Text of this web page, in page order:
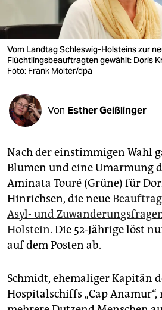
verlag
verlag
shop
fragen & hilfe
unterstützen
abo
genossenschaft
epaper login
Vom Landtag Schleswig-Holsteins zur
Flüchtlingsbeauftragten gewählt: Doris
Foto: Frank Molter/dpa
Von Esther Geißlinger
Nach der einstimmigen Wahl
Blumen und eine Umarmung
Aminata Touré (Grüne) für
Hinrichsen, die neue
Asyl- und
Holstein. Die 52-Jährige löst
auf dem Posten ab.
Schmidt, ehemaliger Kapitän
Hospitalschiffs „Cap